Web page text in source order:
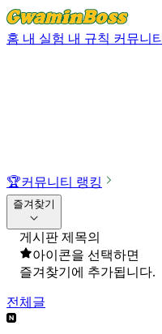
홈 내 실험 내 규칙 커뮤니티
🏆커뮤니티 랭킹
즐겨찾기
게시판 제목의
아이콘을 선택하면
즐겨찾기에 추가됩니다.
전체글